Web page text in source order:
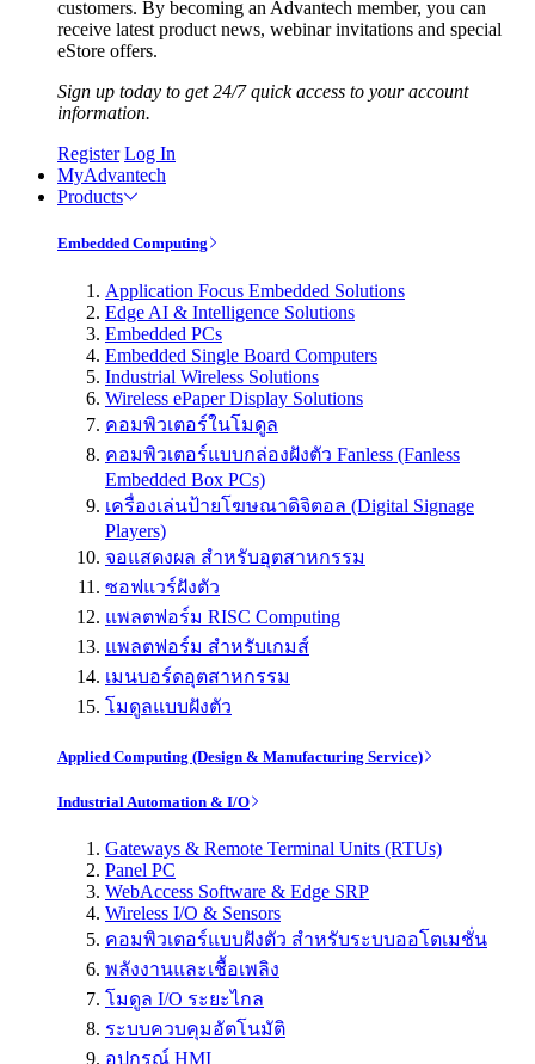
customers. By becoming an Advantech member, you can
receive latest product news, webinar invitations and special
eStore offers.
Sign up today to get 24/7 quick access to your account
information.
Register Log In
MyAdvantech
Products
Embedded Computing
Application Focus Embedded Solutions
Edge AI & Intelligence Solutions
Embedded PCs
Embedded Single Board Computers
Industrial Wireless Solutions
Wireless ePaper Display Solutions
คอมพิวเตอร์ในโมดูล
คอมพิวเตอร์แบบกล่องฝังตัว Fanless (Fanless
Embedded Box PCs)
เครื่องเล่นป้ายโฆษณาดิจิตอล (Digital Signage
Players)
จอแสดงผล สำหรับอุตสาหกรรม
ซอฟแวร์ฝังตัว
แพลตฟอร์ม RISC Computing
แพลตฟอร์ม สำหรับเกมส์
เมนบอร์ดอุตสาหกรรม
โมดูลแบบฝังตัว
Applied Computing (Design & Manufacturing Service)
Industrial Automation & I/O
Gateways & Remote Terminal Units (RTUs)
Panel PC
WebAccess Software & Edge SRP
Wireless I/O & Sensors
คอมพิวเตอร์แบบฝังตัว สำหรับระบบออโตเมชั่น
พลังงานและเชื้อเพลิง
โมดูล I/O ระยะไกล
ระบบควบคุมอัตโนมัติ
อุปกรณ์ HMI